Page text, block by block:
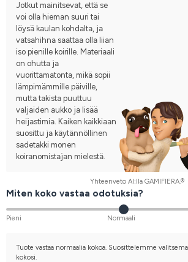
Jotkut mainitsevat, että se
voi olla hieman suuri tai
löysä kaulan kohdalta, ja
vatsahihna saattaa olla liian
iso pienille koirille. Materiaali
on ohutta ja
vuorittamatonta, mikä sopii
lämpimämmille päiville,
mutta takista puuttuu
valjaiden aukko ja lisää
heijastimia. Kaiken kaikkiaan
suosittu ja käytännöllinen
sadetakki monen
koiranomistajan mielestä.
Yhteenveto AI:lla GAMIFIERA.®
Miten koko vastaa odotuksia?
Pieni Normaali
Tuote vastaa normaalia kokoa. Suosittelemme
kokosi.